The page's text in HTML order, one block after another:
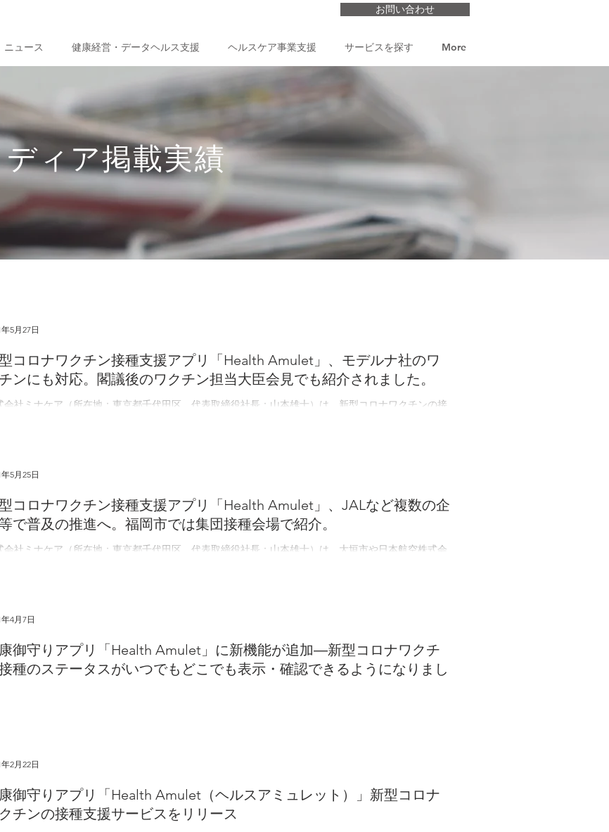
お問い合わせ
ニュース 健康経営・データヘルス支援 ヘルスケア事業支援 サービスを探す More
ィア掲載実績
コロナワクチン接種支援アプリ「Health Amulet」、モデルナ社のワ
ンにも対応。閣議後のワクチン担当大臣会見でも紹介されました。
会社ミナケア（所在地：東京都千代田区、代表取締役社長：山本雄士）は、新型コロナワクチンの接
5月27日
コロナワクチン接種支援アプリ「Health Amulet」、JALなど複数の企
で普及の推進へ。福岡市では集団接種会場で紹介。
会社ミナケア（所在地：東京都千代田区、代表取締役社長：山本雄士）は、大垣市や日本航空株式会
5月25日
御守りアプリ「Health Amulet」に新機能が追加―新型コロナワクチ
種のステータスがいつでもどこでも表示・確認できるようになりまし
4月7日
御守りアプリ「Health Amulet（ヘルスアミュレット）」新型コロナ
チンの接種支援サービスをリリース
2月22日